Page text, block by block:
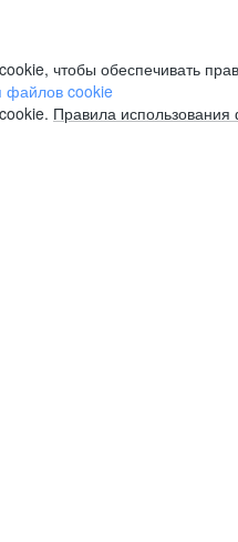
чтобы обеспечивать
файлов cookie
Правила